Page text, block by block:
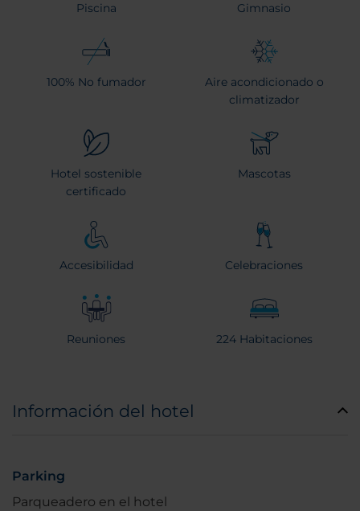
Piscina Gimnasio
100% No fumador
Aire acondicionado o
climatizador
Hotel sostenible
certificado
Mascotas
Accesibilidad Celebraciones
Reuniones 224 Habitaciones
Información del hotel
Parking
Parqueadero en el hotel